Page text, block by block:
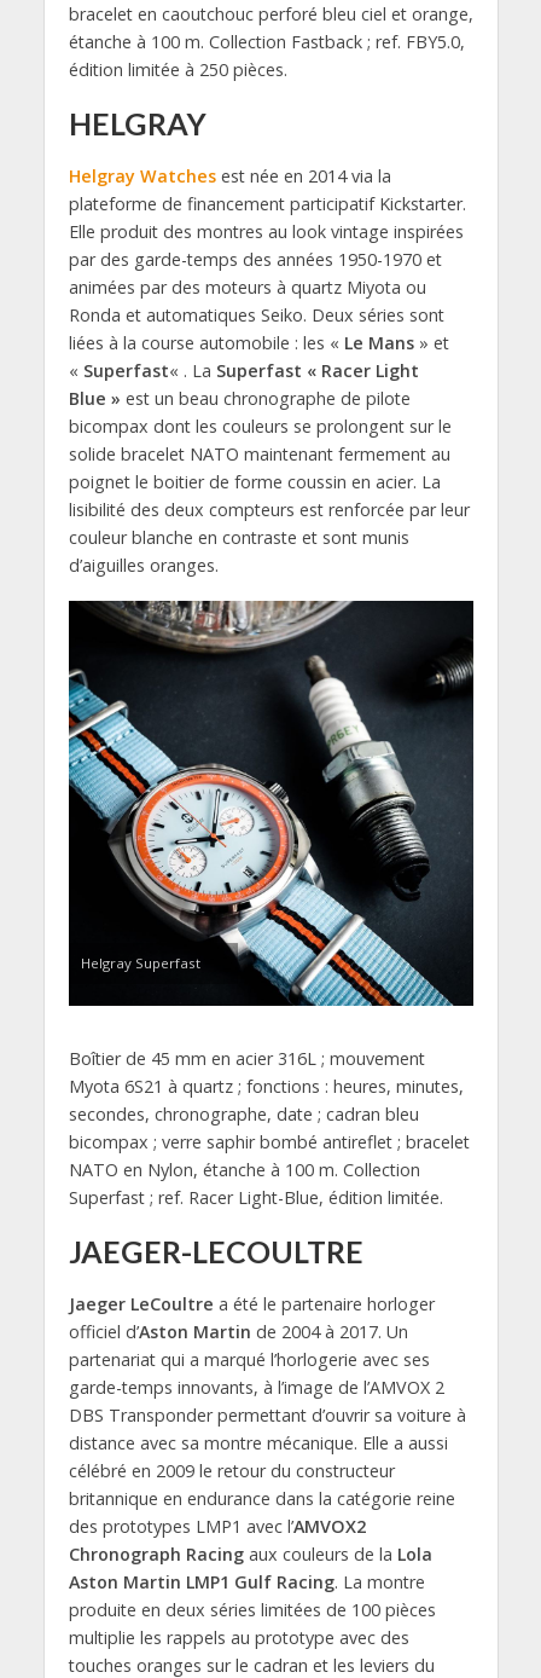
bracelet en caoutchouc perforé bleu ciel et orange,
étanche à 100 m. Collection Fastback ; ref. FBY5.0,
édition limitée à 250 pièces.
HELGRAY
Helgray Watchesest née en 2014 via la
plateforme de financement participatif Kickstarter.
Elle produit des montres au look vintage inspirées
par des garde-temps des années 1950-1970 et
animées par des moteurs à quartz Miyota ou
Ronda et automatiques Seiko. Deux séries sont
liées à la course automobile : les « Le Mans» et
« Superfast« . La Superfast « Racer Light
Blue » est un beau chronographe de pilote
bicompax dont les couleurs se prolongent sur le
solide bracelet NATO maintenant fermement au
poignet le boitier de forme coussin en acier. La
lisibilité des deux compteurs est renforcée par leur
couleur blanche en contraste et sont munis
d’aiguilles oranges.
Helgray Superfast
Boîtier de 45 mm en acier 316L ; mouvement
Myota 6S21 à quartz ; fonctions : heures, minutes,
secondes, chronographe, date ; cadran bleu
bicompax ; verre saphir bombé antireflet ; bracelet
NATO en Nylon, étanche à 100 m. Collection
Superfast ; ref. Racer Light-Blue, édition limitée.
JAEGER-LECOULTRE
Jaeger LeCoultre a été le partenaire horloger
officiel d’Aston Martin de 2004 à 2017. Un
partenariat qui a marqué l’horlogerie avec ses
garde-temps innovants, à l’image de l’AMVOX 2
DBS Transponder permettant d’ouvrir sa voiture à
distance avec sa montre mécanique. Elle a aussi
célébré en 2009 le retour du constructeur
britannique en endurance dans la catégorie reine
des prototypes LMP1 avec l’AMVOX2
Chronograph Racingaux couleurs de la Lola
Aston Martin LMP1 Gulf Racing. La montre
produite en deux séries limitées de 100 pièces
multiplie les rappels au prototype avec des
touches oranges sur le cadran et les leviers du